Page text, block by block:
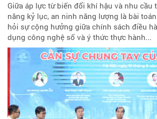
Giữa áp lực từ biến đổi khí hậu và nhu cầu
năng kỷ lục, an ninh năng lượng là bài
hỏi sự cộng hưởng giữa chính sách điều
dụng công nghệ số và ý thức thực hành...